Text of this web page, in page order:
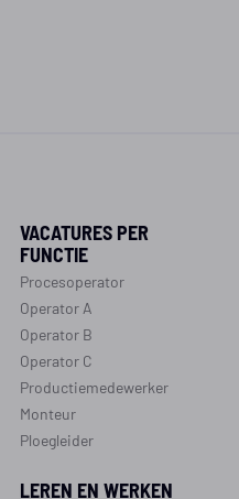
VACATURES PER
FUNCTIE
Procesoperator
Operator A
Operator B
Operator C
Productiemedewerker
Monteur
Ploegleider
LEREN EN WERKEN